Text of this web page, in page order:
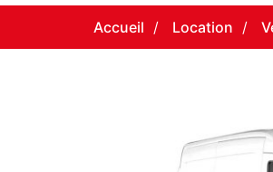
Accueil Location